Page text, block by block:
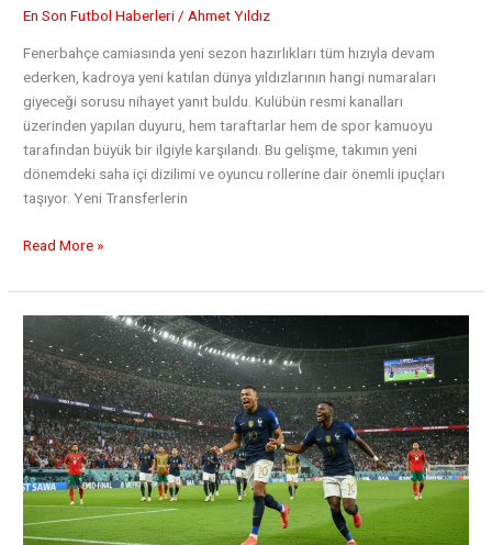
En Son Futbol Haberleri / Ahmet Yıldız
Fenerbahçe camiasında yeni sezon hazırlıkları tüm hızıyla devam
ederken, kadroya yeni katılan dünya yıldızlarının hangi numaraları
giyeceği sorusu nihayet yanıt buldu. Kulübün resmi kanalları
üzerinden yapılan duyuru, hem taraftarlar hem de spor kamuoyu
tarafından büyük bir ilgiyle karşılandı. Bu gelişme, takımın yeni
dönemdeki saha içi dizilimi ve oyuncu rollerine dair önemli ipuçları
taşıyor. Yeni Transferlerin
2026-
Sezonu
İçin
Sarı
Lacivertli
İsimlerin
Formaları
Read More »